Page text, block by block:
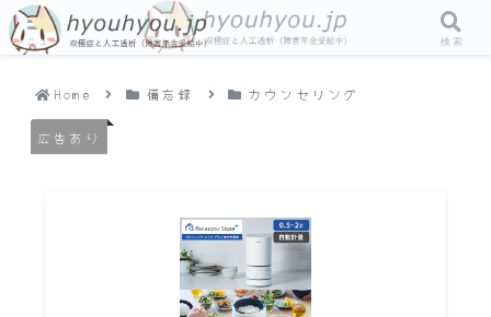
Home 備忘録 カウンセリング
広告あり
メニュー 検索